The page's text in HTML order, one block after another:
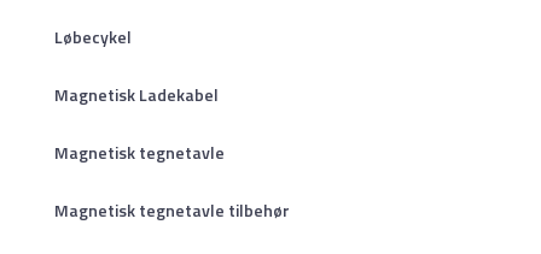
Løbecykel
Magnetisk Ladekabel
Magnetisk tegnetavle
Magnetisk tegnetavle tilbehør